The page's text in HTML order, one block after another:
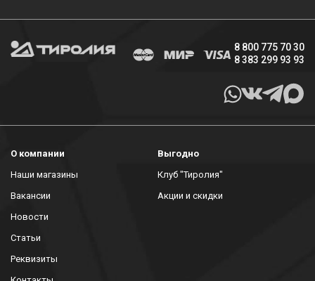
8 800 775 70 30
8 383 299 93 93
О компании
Наши магазины
Вакансии
Новости
Статьи
Реквизиты
Выгодно
Клуб "Тиролия"
Акции и скидки